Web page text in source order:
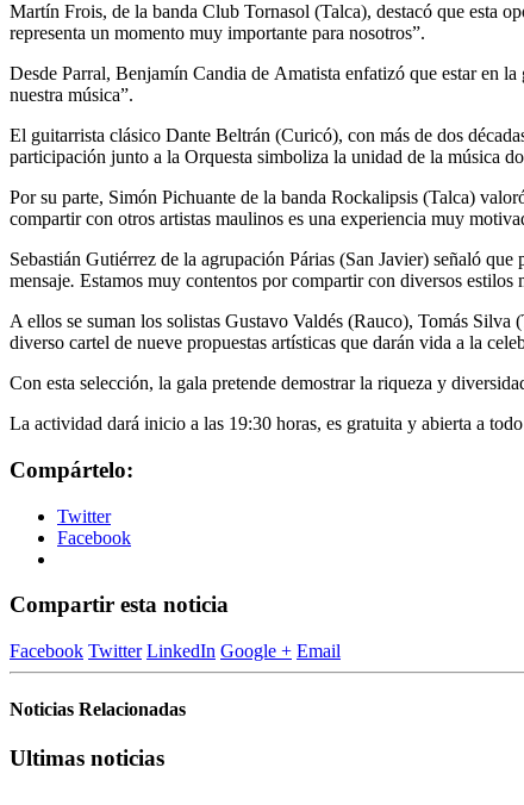
Martín Frois, de la banda Club Tornasol (Talca), destacó que esta
representa un momento muy importante para nosotros”.
Desde Parral, Benjamín Candia de Amatista enfatizó que estar en
nuestra música”.
El guitarrista clásico Dante Beltrán (Curicó), con más de dos
participación junto a la Orquesta simboliza la unidad de la música
Por su parte, Simón Pichuante de la banda Rockalipsis (Talca)
compartir con otros artistas maulinos es una experiencia muy
Sebastián Gutiérrez de la agrupación Párias (San Javier) señaló
mensaje. Estamos muy contentos por compartir con diversos estilos
A ellos se suman los solistas Gustavo Valdés (Rauco), Tomás
diverso cartel de nueve propuestas artísticas que darán vida a la
Con esta selección, la gala pretende demostrar la riqueza y
La actividad dará inicio a las 19:30 horas, es gratuita y abierta a
Compártelo:
Twitter
Facebook
Compartir esta noticia
Facebook Twitter LinkedIn Google + Email
Noticias Relacionadas
Ultimas noticias